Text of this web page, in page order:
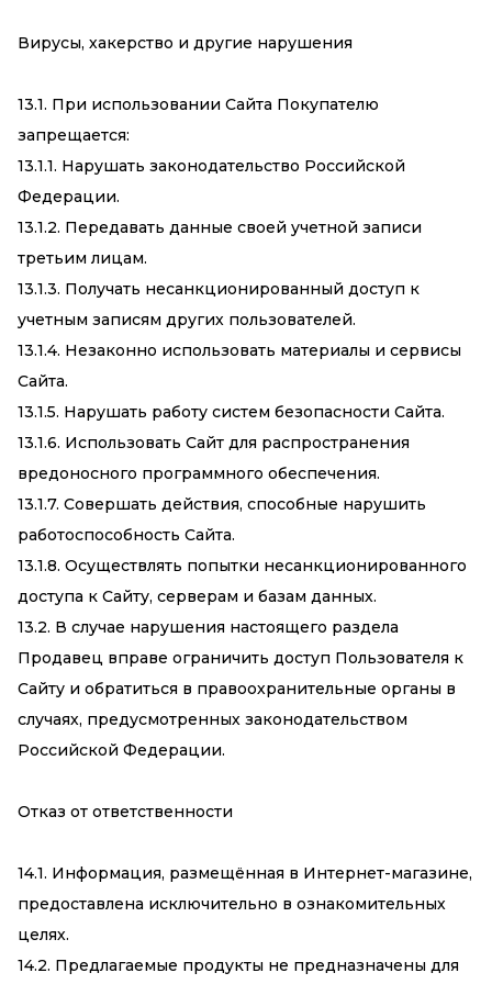
Вирусы, хакерство и другие нарушения
13.1. При использовании Сайта Покупателю
запрещается:
13.1.1. Нарушать законодательство Российской
Федерации.
13.1.2. Передавать данные своей учетной записи
третьим лицам.
13.1.3. Получать несанкционированный доступ к
учетным записям других пользователей.
13.1.4. Незаконно использовать материалы и сервисы
Сайта.
13.1.5. Нарушать работу систем безопасности Сайта.
13.1.6. Использовать Сайт для распространения
вредоносного программного обеспечения.
13.1.7. Совершать действия, способные нарушить
работоспособность Сайта.
13.1.8. Осуществлять попытки несанкционированного
доступа к Сайту, серверам и базам данных.
13.2. В случае нарушения настоящего раздела
Продавец вправе ограничить доступ Пользователя к
Сайту и обратиться в правоохранительные органы в
случаях, предусмотренных законодательством
Российской Федерации.
Отказ от ответственности
14.1. Информация, размещённая в Интернет-магазине,
предоставлена исключительно в ознакомительных
целях.
14.2. Предлагаемые продукты не предназначены для